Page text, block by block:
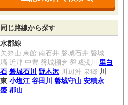
同じ路線から探す
水郡線
矢祭山 東館 南石井 磐城石井 磐城
塙 近津 中豊 磐城棚倉 磐城浅川
里白
石 磐城石川 野木沢 川辺沖 泉郷 川
東 小塩江 谷田川 磐城守山 安積永
盛 郡山